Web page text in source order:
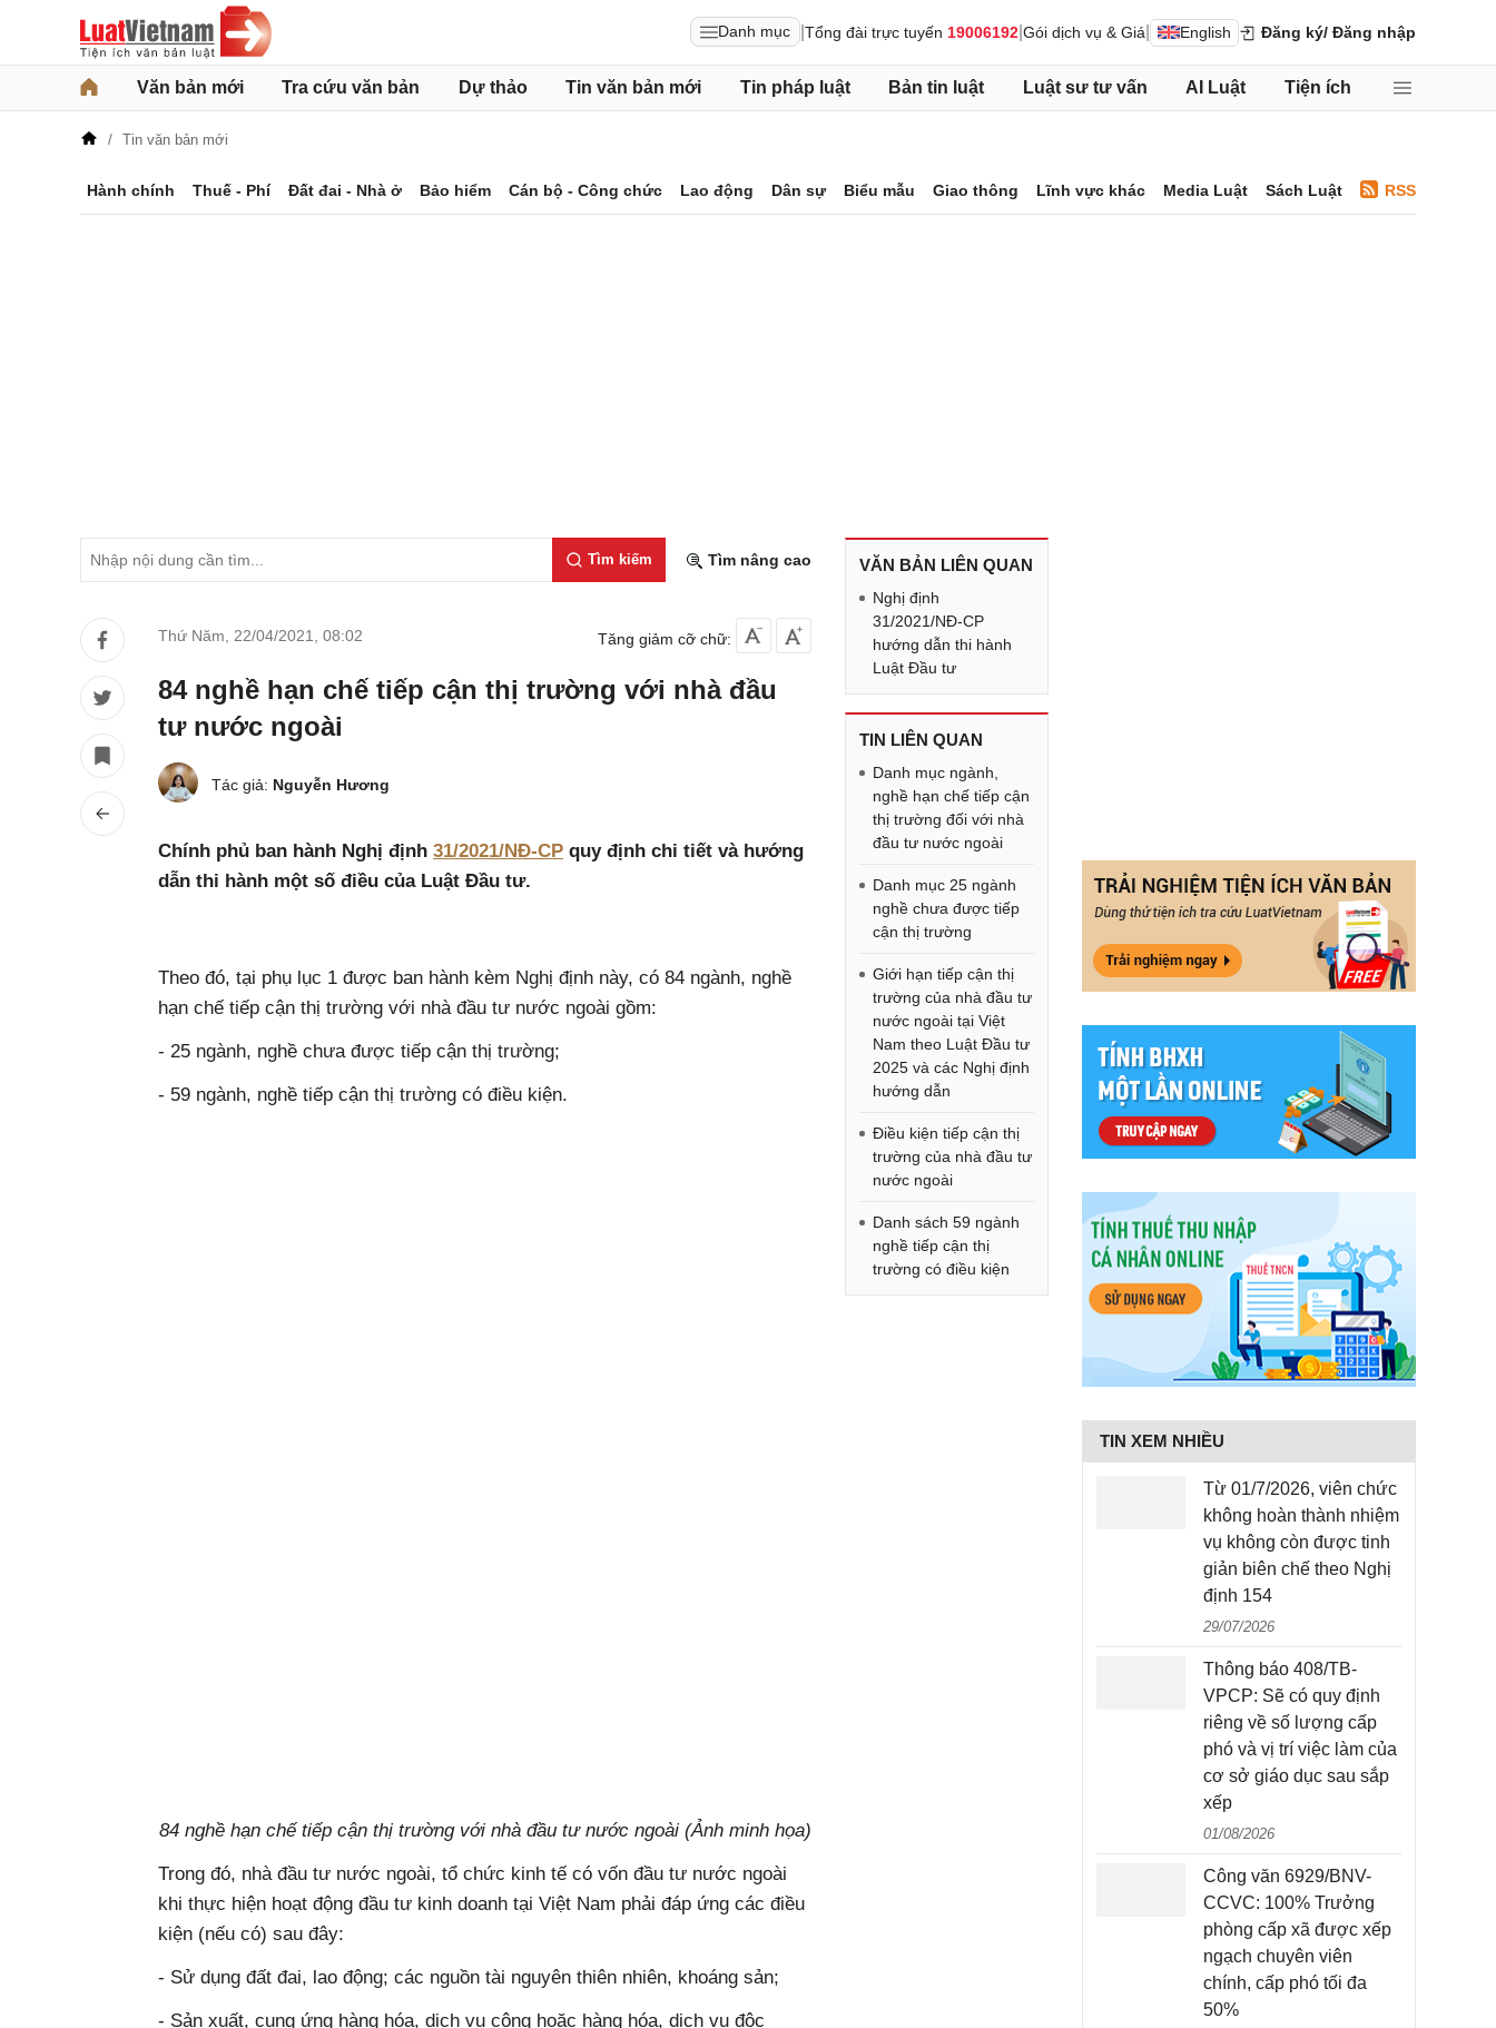
Danh mục Tổng đài trực tuyến 19006192 Gói dịch vụ & Giá English Đăng ký/ Đăng nhập
Văn bản mới Tra cứu văn bản Dự thảo Tin văn bản mới Tin pháp luật Bản tin luật Luật sư tư vấn AI Luật Tiện ích
Tin văn bản mới
Hành chính Thuế - Phí Đất đai - Nhà ở Bảo hiểm Cán bộ - Công chức Lao động Dân sự Biểu mẫu Giao thông Lĩnh vực khác Media Luật Sách Luật RSS
Tìm kiếm Tìm nâng cao
Thứ Năm, 22/04/2021 08:02 Tăng giảm cỡ chữ:
84 nghề hạn chế tiếp cận thị trường với nhà đầu
tư nước ngoài
Tác giả: Nguyễn Hương
Chính phủ ban hành Nghị định 31/2021/NĐ-CP quy định chi tiết và hướng
dẫn thi hành một số điều của Luật Đầu tư.
Theo đó, tại phụ lục 1 được ban hành kèm Nghị định này, có 84 ngành, nghề
hạn chế tiếp cận thị trường với nhà đầu tư nước ngoài gồm:
- 25 ngành, nghề chưa được tiếp cận thị trường;
- 59 ngành, nghề tiếp cận thị trường có điều kiện.
84 nghề hạn chế tiếp cận thị trường với nhà đầu tư nước ngoài (Ảnh minh họa)
Trong đó, nhà đầu tư nước ngoài, tổ chức kinh tế có vốn đầu tư nước ngoài
khi thực hiện hoạt động đầu tư kinh doanh tại Việt Nam phải đáp ứng các điều
kiện (nếu có) sau đây:
- Sử dụng đất đai, lao động; các nguồn tài nguyên thiên nhiên, khoáng sản;
- Sản xuất, cung ứng hàng hóa, dịch vụ công hoặc hàng hóa, dịch vụ độc
VĂN BẢN LIÊN QUAN
Nghị định
31/2021/NĐ-CP
hướng dẫn thi hành
Luật Đầu tư
TIN LIÊN QUAN
Danh mục ngành,
nghề hạn chế tiếp cận
thị trường đối với nhà
đầu tư nước ngoài
Danh mục 25 ngành
nghề chưa được tiếp
cận thị trường
Giới hạn tiếp cận thị
trường của nhà đầu tư
nước ngoài tại Việt
Nam theo Luật Đầu tư
2025 và các Nghị định
hướng dẫn
Điều kiện tiếp cận thị
trường của nhà đầu tư
nước ngoài
Danh sách 59 ngành
nghề tiếp cận thị
trường có điều kiện
TIN XEM NHIỀU
Từ 01/7/2026, viên chức
không hoàn thành nhiệm
vụ không còn được tinh
giản biên chế theo Nghị
định 154
29/07/2026
Thông báo 408/TB-
VPCP: Sẽ có quy định
riêng về số lượng cấp
phó và vị trí việc làm của
cơ sở giáo dục sau sắp
xếp
01/08/2026
Công văn 6929/BNV-
CCVC: 100% Trưởng
phòng cấp xã được xếp
ngạch chuyên viên
chính, cấp phó tối đa
50%